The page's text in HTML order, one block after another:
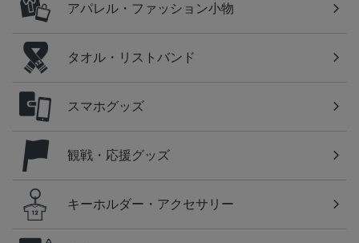
アパレル・ファッション小物
タオル・リストバンド
スマホグッズ
観戦・応援グッズ
キーホルダー・アクセサリー